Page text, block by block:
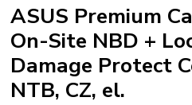
ASUS Premium
On-Site NBD +
Damage Protect
NTB, CZ, el.